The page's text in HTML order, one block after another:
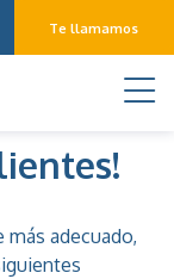
Te llamamos
más adecuado,